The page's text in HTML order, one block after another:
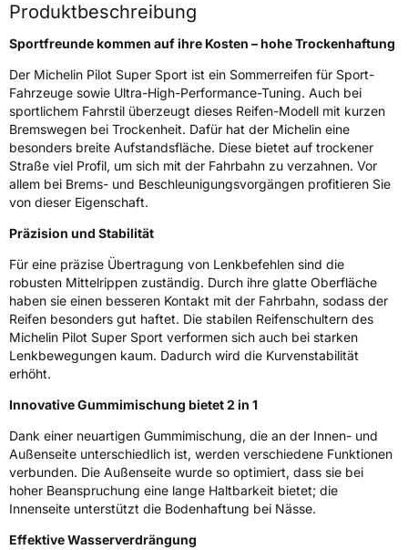
NasshaftungA
Rollgeräusch (Klasse)B
Rollgeräusch (dB)71
Fahrzeugklasse C1
3PMSF / Schneeflockensymbol / Alpine-Symbol
Eisgrip Nein
EPREL ID413095
Allgemeine Produktsicherheit (GPSR)
Herstellerkontakt
Carmes-Déchaux 23 63000 Clermont-
Ferrand Frankreich, contact@tc.michelin.eu
Produktbeschreibung
Sportfreunde kommen auf ihre Kosten – hohe Trockenhaftung
Der Michelin Pilot Super Sport ist ein Sommerreifen für Sport-
Fahrzeuge sowie Ultra-High-Performance-Tuning. Auch bei
sportlichem Fahrstil überzeugt dieses Reifen-Modell mit kurzen
Bremswegen bei Trockenheit. Dafür hat der Michelin eine
besonders breite Aufstandsfläche. Diese bietet auf trockener
Straße viel Profil, um sich mit der Fahrbahn zu verzahnen. Vor
allem bei Brems- und Beschleunigungsvorgängen profitieren Sie
von dieser Eigenschaft.
Präzision und Stabilität
Für eine präzise Übertragung von Lenkbefehlen sind die
robusten Mittelrippen zuständig. Durch ihre glatte Oberfläche
haben sie einen besseren Kontakt mit der Fahrbahn, sodass der
Reifen besonders gut haftet. Die stabilen Reifenschultern des
Michelin Pilot Super Sport verformen sich auch bei starken
Lenkbewegungen kaum. Dadurch wird die Kurvenstabilität
erhöht.
Innovative Gummimischung bietet 2 in 1
Dank einer neuartigen Gummimischung, die an der Innen- und
Außenseite unterschiedlich ist, werden verschiedene Funktionen
verbunden. Die Außenseite wurde so optimiert, dass sie bei
hoher Beanspruchung eine lange Haltbarkeit bietet; die
Innenseite unterstützt die Bodenhaftung bei Nässe.
Effektive Wasserverdrängung